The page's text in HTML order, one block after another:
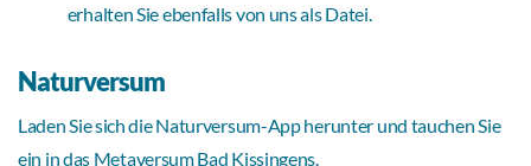
erhalten Sie ebenfalls von uns als Datei.
Naturversum
Laden Sie sich die Naturversum-App herunter und tauchen Sie
ein in das Metaversum Bad Kissingens.